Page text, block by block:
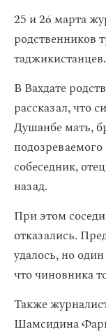
25 и 26 марта
родственников
В Вахдате
рассказал, что
Душанбе мать,
собеседник,
назад.
При этом
отказались.
удалось, но
что чиновника
Также
Шамсидина